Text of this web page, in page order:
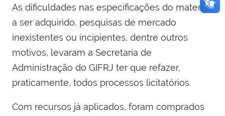
As dificuldades nas especificações do material
a ser adquirido, pesquisas de mercado
inexistentes ou incipientes, dentre outros
motivos, levaram a Secretaria de
Administração do GIFRJ ter que refazer,
praticamente, todos processos licitatórios.
Com recursos já aplicados, foram comprados